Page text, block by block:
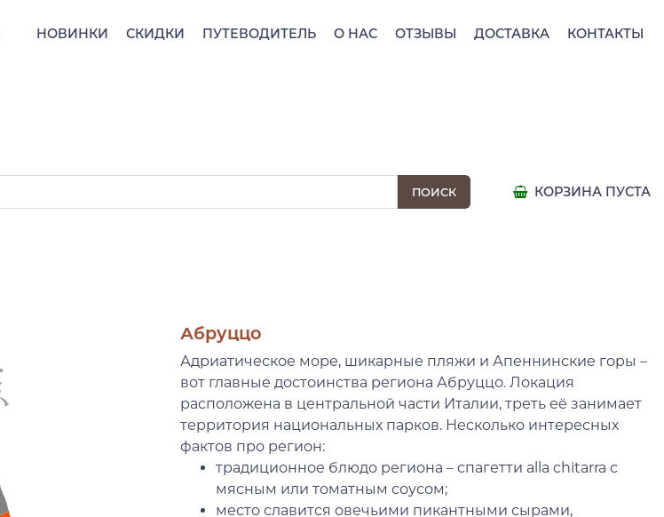
НОВИНКИ СКИДКИ ПУТЕВОДИТЕЛЬ О НАС ОТЗЫВЫ ДОСТАВКА КОНТАКТЫ
КОРЗИНА ПУСТА
Абруццо
Адриатическое море, шикарные пляжи и Апеннинские горы –
вот главные достоинства региона Абруццо. Локация
расположена в центральной части Италии, треть еë занимает
территория национальных парков. Несколько интересных
фактов про регион:
традиционное блюдо региона – спагетти alla chitarra с
мясным или томатным соусом;
место славится овечьими пикантными сырами,